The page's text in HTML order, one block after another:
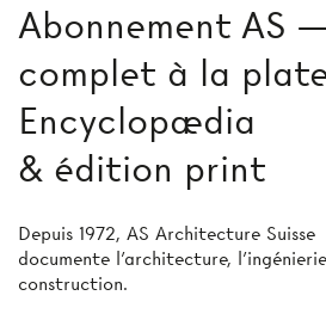
Abonnement AS
complet à la
Encyclopædia
& édition print
Depuis 1972, AS Architecture Suisse
documente l’architecture,
construction.